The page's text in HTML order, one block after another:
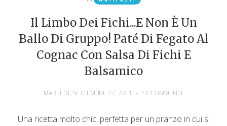
Il Limbo Dei Fichi...e Non È Un
Ballo Di Gruppo! Paté Di Fegato Al
Cognac Con Salsa Di Fichi E
Balsamico
MARTEDÌ, SETTEMBRE 27, 2011 - 12 COMMENTI
Una ricetta molto chic, perfetta per un pranzo in cui si